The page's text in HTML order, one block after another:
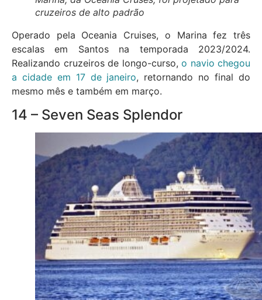
cruzeiros de alto padrão
Operado pela Oceania Cruises, o Marina fez três
escalas em Santos na temporada 2023/2024.
Realizando cruzeiros de longo-curso, o navio chegou
a cidade em 17 de janeiro, retornando no final do
mesmo mês e também em março.
14 – Seven Seas Splendor